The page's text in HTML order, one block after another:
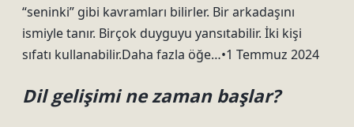
“seninki” gibi kavramları bilirler. Bir arkadaşını
ismiyle tanır. Birçok duyguyu yansıtabilir. İki kişi
sıfatı kullanabilir.Daha fazla öğe…•1 Temmuz 2024
Dil gelişimi ne zaman başlar?